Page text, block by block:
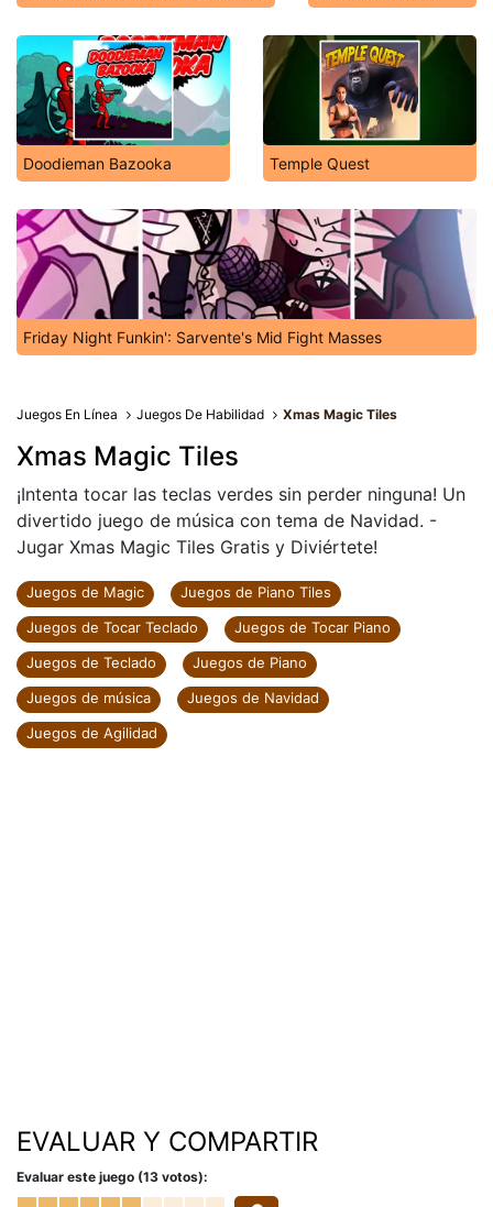
Doodieman Bazooka Temple Quest
Friday Night Funkin': Sarvente's Mid Fight Masses
Juegos En Línea Juegos De Habilidad Xmas Magic Tiles
Xmas Magic Tiles
¡Intenta tocar las teclas verdes sin perder ninguna! Un
divertido juego de música con tema de Navidad. -
Jugar Xmas Magic Tiles Gratis y Diviértete!
Juegos de Magic
Juegos de Piano Tiles
Juegos de Tocar Teclado
Juegos de Tocar Piano
Juegos de Teclado
Juegos de Piano
Juegos de música
Juegos de Navidad
Juegos de Agilidad
EVALUAR Y COMPARTIR
Evaluar este juego (13 votos):